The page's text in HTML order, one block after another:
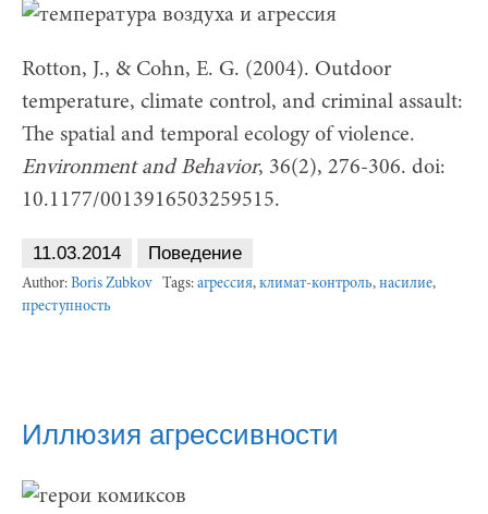
Rotton, J., & Cohn, E. G. (2004). Outdoor
temperature, climate control, and criminal assault:
The spatial and temporal ecology of violence.
Environment and Behavior, 36(2), 276-306. doi:
10.1177/0013916503259515.
11.03.2014 Поведение
Author: Boris Zubkov Tags: агрессия, климат-контроль, насилие,
преступность
Иллюзия агрессивности